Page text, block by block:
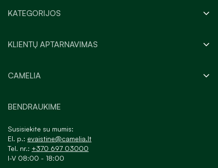
KATEGORIJOS
KLIENTŲ APTARNAVIMAS
CAMELIA
BENDRAUKIME
Susisiekite su mumis:
El. p.: evaistine@camelia.lt
Tel. nr.: +370 697 03000
I-V 08:00 - 18:00